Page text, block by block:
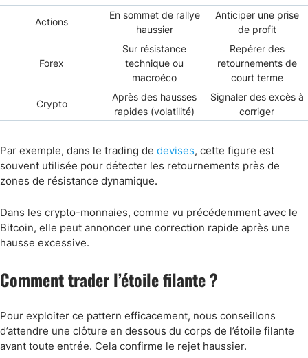
Actions
En sommet de rallye
haussier
Anticiper une prise
de profit
Forex
Sur résistance
technique ou
macroéco
Repérer des
retournements de
court terme
Crypto
Après des hausses
rapides (volatilité)
Signaler des excès à
corriger
Par exemple, dans le trading de devises, cette figure est
souvent utilisée pour détecter les retournements près de
zones de résistance dynamique.
Dans les crypto-monnaies, comme vu précédemment avec le
Bitcoin, elle peut annoncer une correction rapide après une
hausse excessive.
Comment trader l’étoile filante ?
Pour exploiter ce pattern efficacement, nous conseillons
d’attendre une clôture en dessous du corps de l’étoile filante
avant toute entrée. Cela confirme le rejet haussier.